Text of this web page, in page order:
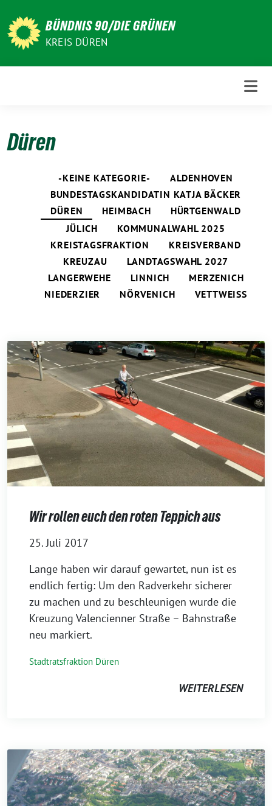
zum
Inhalt
BÜNDNIS 90/DIE GRÜNEN
KREIS DÜREN
Düren
-KEINE KATEGORIE-
ALDENHOVEN
BUNDESTAGSKANDIDATIN KATJA BÄCKER
DÜREN
HEIMBACH
HÜRTGENWALD
JÜLICH
KOMMUNALWAHL 2025
KREISTAGSFRAKTION
KREISVERBAND
KREUZAU
LANDTAGSWAHL 2027
LANGERWEHE
LINNICH
MERZENICH
NIEDERZIER
NÖRVENICH VETTWEISS
Wir rollen euch den roten Teppich aus
25. Juli 2017
Lange haben wir darauf gewartet, nun ist es
endlich fertig: Um den Radverkehr sicherer
zu machen und zu beschleunigen wurde die
Kreuzung Valencienner Straße – Bahnstraße
neu markiert.
Stadtratsfraktion Düren
WEITERLESEN